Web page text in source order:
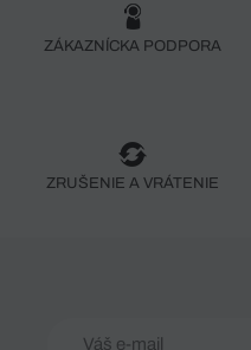
ZÁKAZNÍCKA PODPORA
ZRUŠENIE A VRÁTENIE